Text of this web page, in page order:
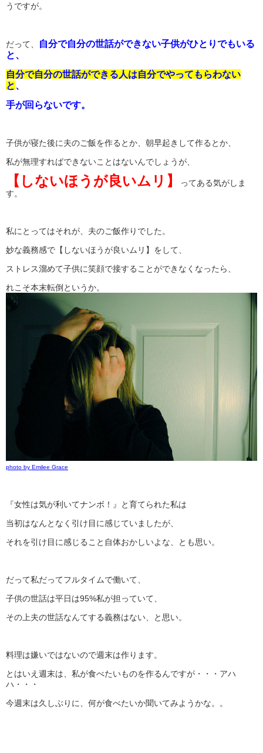
うですが。
だって、
自分で自分の世話ができない子供がひとりでもいる
と、
自分で自分の世話ができる人は自分でやってもらわない
と
手が回らないです。
子供が寝た後に夫のご飯を作るとか、朝早起きして作るとか、
私が無理すればできないことはないんでしょうが、
【しないほうが良いムリ】
ってある気がしま
す。
私にとってはそれが、夫のご飯作りでした。
妙な義務感で【しないほうが良いムリ】をして、
ストレス溜めて子供に笑顔で接することができなくなったら、
れこそ本末転倒というか。
photo by Emilee Grace
『女性は気が利いてナンボ！』と育てられた私は
当初はなんとなく引け目に感じていましたが、
それを引け目に感じること自体おかしいよな、とも思い。
だって私だってフルタイムで働いて、
子供の世話は平日は95%私が担っていて、
その上夫の世話なんてする義務はない、と思い。
料理は嫌いではないので週末は作ります。
とはいえ週末は、私が食べたいものを作るんですが・・・アハ
ハ・・・
今週末は久しぶりに、何が食べたいか聞いてみようかな。。